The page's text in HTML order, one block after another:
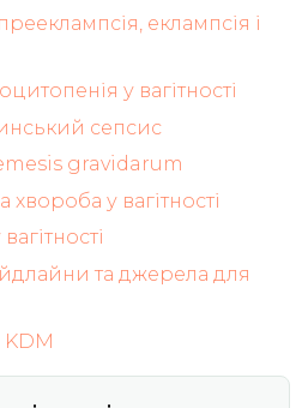
еклампсія і
у вагітності
сепсис
gravidarum
у вагітності
та джерела для
KDM